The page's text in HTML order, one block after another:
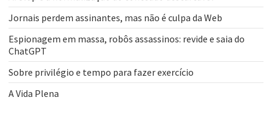
Jornais perdem assinantes, mas não é culpa da Web
Espionagem em massa, robôs assassinos: revide e saia do
ChatGPT
Sobre privilégio e tempo para fazer exercício
A Vida Plena